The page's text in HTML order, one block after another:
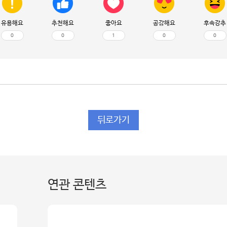
유용해요
0
추천해요
0
좋아요
1
공감해요
0
후속강추
0
뒤로가기
연관 콘텐츠